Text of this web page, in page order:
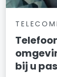
bij u